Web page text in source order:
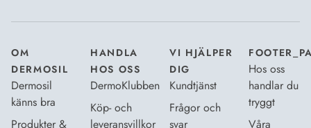
OM
DERMOSIL
Dermosil
känns bra
Produkter &
HANDLA
HOS OSS
DermoKlubben
Köp- och
leveransvillkor
VI HJÄLPER
DIG
Kundtjänst
Frågor och
svar
Hos oss
handlar du
tryggt
Våra